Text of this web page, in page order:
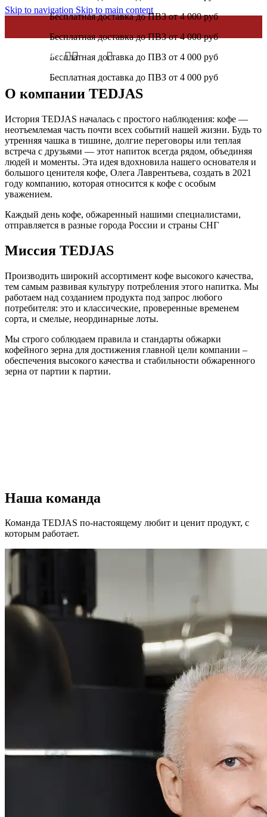
Skip to navigation Skip to main content
Бесплатная доставка до ПВЗ от 4 000 руб
Бесплатная доставка до ПВЗ от 4 000 руб
Бесплатная доставка до ПВЗ от 4 000 руб
Бесплатная доставка до ПВЗ от 4 000 руб
О компании TEDJAS
История TEDJAS началась с простого наблюдения: кофе —
неотъемлемая часть почти всех событий нашей жизни. Будь то
утренняя чашка в тишине, долгие переговоры или теплая
встреча с друзьями — этот напиток всегда рядом, объединяя
людей и моменты. Эта идея вдохновила нашего основателя и
большого ценителя кофе, Олега Лаврентьева, создать в 2021
году компанию, которая относится к кофе с особым
уважением.
Каждый день кофе, обжаренный нашими специалистами,
отправляется в разные города России и страны СНГ
Миссия TEDJAS
Производить широкий ассортимент кофе высокого качества,
тем самым развивая культуру потребления этого напитка. Мы
работаем над созданием продукта под запрос любого
потребителя: это и классические, проверенные временем
сорта, и смелые, неординарные лоты.
Мы строго соблюдаем правила и стандарты обжарки
кофейного зерна для достижения главной цели компании –
обеспечения высокого качества и стабильности обжаренного
зерна от партии к партии.
Наша команда
Команда TEDJAS по-настоящему любит и ценит продукт, с
которым работает.